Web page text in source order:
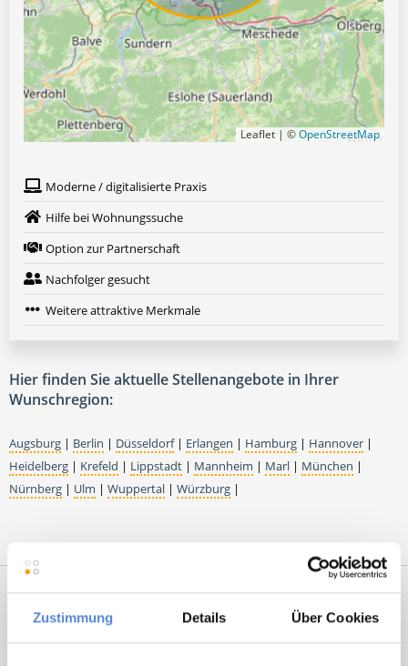
Zustimmung Details Über Cookies
Leaflet | ©OpenStreetMap
Moderne / digitalisierte Praxis
Hilfe bei Wohnungssuche
Option zur Partnerschaft
Nachfolger gesucht
Weitere attraktive Merkmale
Hier finden Sie aktuelle Stellenangebote in Ihrer
Wunschregion:
Augsburg | Berlin | Düsseldorf| Erlangen | Hamburg | Hannover |
Heidelberg | Krefeld | Lippstadt | Mannheim | Marl | München |
Nürnberg | Ulm | Wuppertal | Würzburg |